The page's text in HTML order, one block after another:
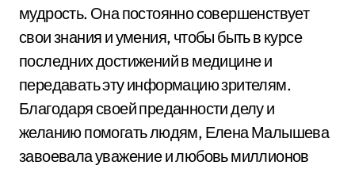
мудрость. Она постоянно совершенствует
свои знания и умения, чтобы быть в курсе
последних достижений в медицине и
передавать эту информацию зрителям.
Благодаря своей преданности делу и
желанию помогать людям, Елена Малышева
завоевала уважение и любовь миллионов